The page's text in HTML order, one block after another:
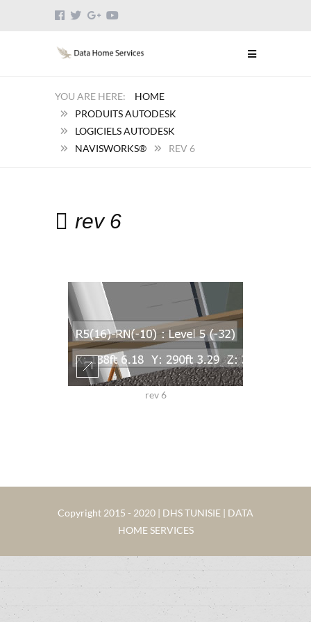
HOME
PRODUITS AUTODESK
LOGICIELS AUTODESK
NAVISWORKS®
REV 6
rev 6
rev 6
Copyright 2015 - 2020 | DHS TUNISIE | DATA
HOME SERVICES